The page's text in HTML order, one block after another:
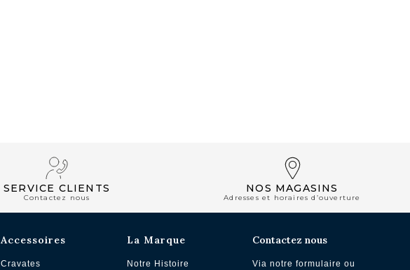
SERVICE CLIENTS
Contactez nous
NOS MAGASINS
Adresses et horaires d’ouverture
Accessoires
Cravates
La Marque
Notre Histoire
Contactez nous
Via notre formulaire ou